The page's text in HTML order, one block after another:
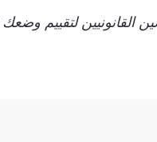
القانونيين لتقييم